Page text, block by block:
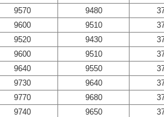
9570 9480
9600 9510
9520 9430
9600 9510
9640 9550
9730 9640
9770 9680
9740 9650